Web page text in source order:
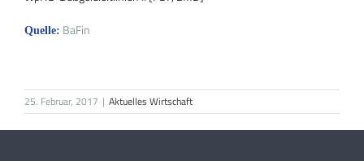
Quelle: BaFin
25. Februar, 2017 | Aktuelles Wirtschaft